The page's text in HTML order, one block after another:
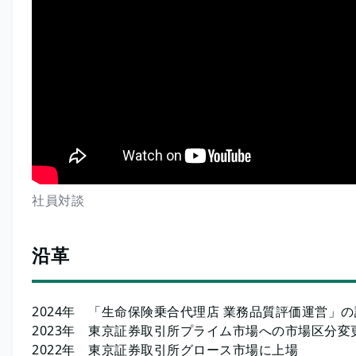
社員対談
沿革
2024年 「生命保険乗合代理店 業務品質評価運営」
2023年 東京証券取引所プライム市場への市場区分変
2022年 東京証券取引所グロース市場に上場